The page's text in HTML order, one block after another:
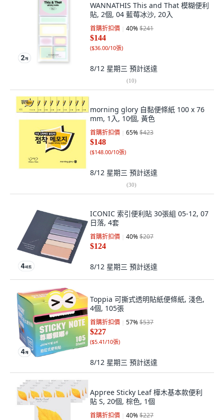
WANNATHIS This and That 模糊便利
貼, 2個, 04 藍莓冰沙, 20入
首購折扣價 40%$241
$144
($36.00/10張)
8/12 星期三 預計送達
(10)
morning glory 自黏便條紙 100 x 76
mm, 1入, 10個, 黃色
首購折扣價 65%$423
$148
($148.00/10張)
8/12 星期三 預計送達
(30)
ICONIC 索引便利貼 30張組 05-12, 07
日落, 4套
首購折扣價 40%$207
$124
8/12 星期三 預計送達
Toppia 可撕式透明貼紙便條紙, 淺色,
4個, 105張
首購折扣價 57%$537
$227
($5.41/10張)
8/12 星期三 預計送達
Appree Sticky Leaf 樺木基本款便利
貼 S, 20個, 棕色, 1個
首購折扣價 40%$227